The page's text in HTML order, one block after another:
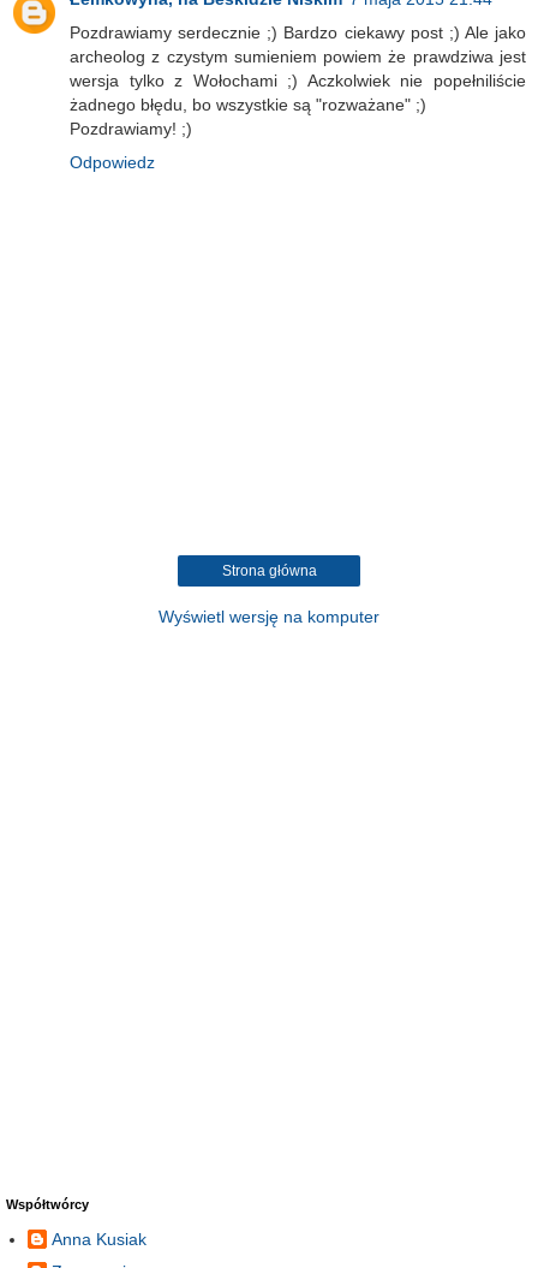
Pozdrawiamy serdecznie ;) Bardzo ciekawy post ;) Ale jako
archeolog z czystym sumieniem powiem że prawdziwa jest
wersja tylko z Wołochami ;) Aczkolwiek nie popełniliście
żadnego błędu, bo wszystkie są "rozważane" ;)
Pozdrawiamy! ;)
Odpowiedz
Strona główna
Wyświetl wersję na komputer
Współtwórcy
Anna Kusiak